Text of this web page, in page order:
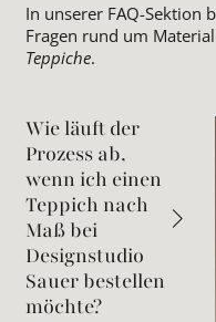
In unserer FAQ-Sektion
Fragen rund um
Teppiche.
Wie läuft der
Prozess ab,
wenn ich einen
Teppich nach
Maß bei
Designstudio
Sauer bestellen
möchte?